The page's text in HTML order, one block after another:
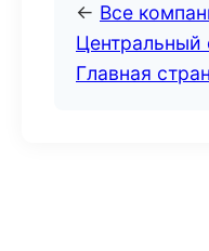
← Все
Центральный
Главная